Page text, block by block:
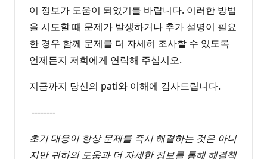
이 정보가 도움이 되었기를 바랍니다. 이러한 방법
을 시도할 때 문제가 발생하거나 추가 설명이 필요
한 경우 함께 문제를 더 자세히 조사할 수 있도록
언제든지 저희에게 연락해 주십시오.
지금까지 당신의 pati와 이해에 감사드립니다.
--------
초기 대응이 항상 문제를 즉시 해결하는 것은 아니
지만 귀하의 도움과 더 자세한 정보를 통해 해결책